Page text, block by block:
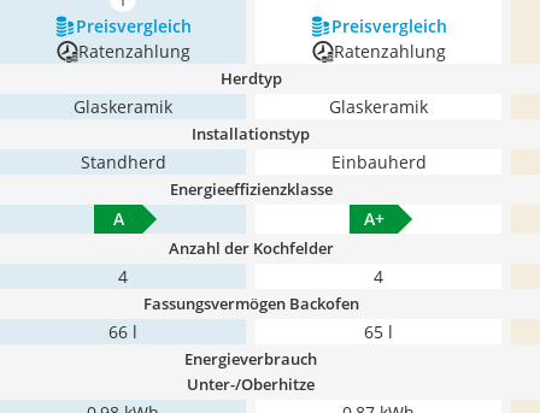
mehr anzeigen
Preis­vergleich
Preis­vergleich
Ratenzahlung
Ratenzahlung
Herdtyp
Glaskeramik Glaskeramik
Installationstyp
Standherd Einbauherd
Energieeffizienzklasse
A A+
Anzahl der Kochfelder
4 4
Fassungsvermögen Backofen
66 l 65 l
Energieverbrauch
Unter-/Oberhitze